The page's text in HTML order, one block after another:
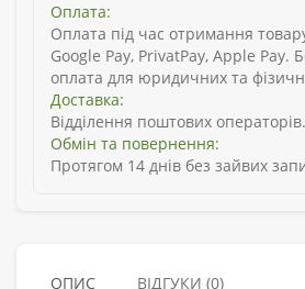
Оплата:
Оплата під час отримання
Google Pay, PrivatPay, Apple Pay.
оплата для юридичних та
Доставка:
Відділення поштових операторів.
Обмін та повернення:
Протягом 14 днів без зайвих
ОПИС ВІДГУКИ (0)